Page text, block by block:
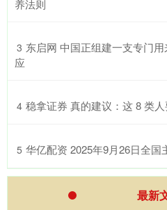
养法则
3 东启网 中国正组建一支专门
应
4 稳拿证券 真的建议：这 8 类人
5 华亿配资 2025年9月26日全
最新